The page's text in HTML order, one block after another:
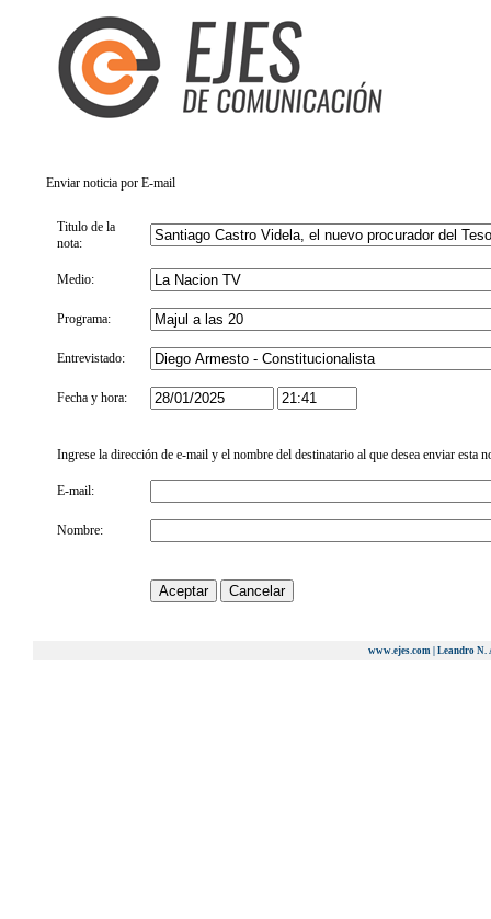
Enviar noticia por E-mail
Titulo de la
nota:
Medio:
Programa:
Entrevistado:
Fecha y hora:
Ingrese la dirección de e-mail y el nombre del destinatario al que desea enviar esta
E-mail:
Nombre:
www.ejes.com | Leandro N.